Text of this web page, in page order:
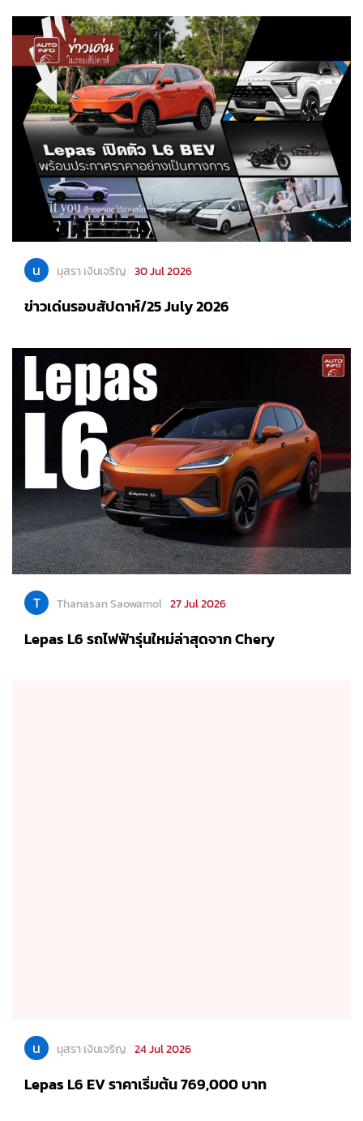
น นุสรา เงินเจริญ 30 Jul 2026
ข่าวเด่นรอบสัปดาห์/25 July 2026
T Thanasan Saowamol 27 Jul 2026
Lepas L6 รถไฟฟ้ารุ่นใหม่ล่าสุดจาก Chery
น นุสรา เงินเจริญ 24 Jul 2026
Lepas L6 EV ราคาเริ่มต้น 769,000 บาท